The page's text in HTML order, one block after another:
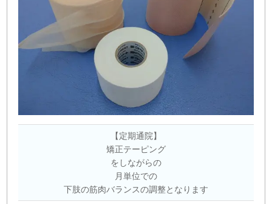
【定期通院】
矯正テーピング
をしながらの
月単位での
下肢の筋肉バランスの調整となります